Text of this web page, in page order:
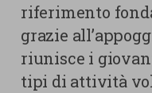
riferimento
grazie
riunisce i
tipi di attività